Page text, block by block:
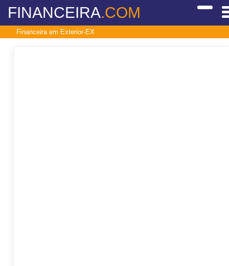
FINANCEIRA.COM
Financeira em Exterior-EX